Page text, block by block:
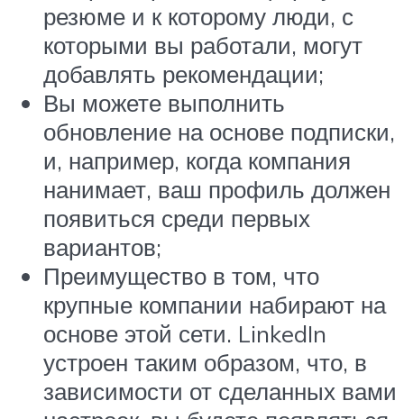
резюме и к которому люди, с
которыми вы работали, могут
добавлять рекомендации;
Вы можете выполнить
обновление на основе подписки,
и, например, когда компания
нанимает, ваш профиль должен
появиться среди первых
вариантов;
Преимущество в том, что
крупные компании набирают на
основе этой сети. LinkedIn
устроен таким образом, что, в
зависимости от сделанных вами